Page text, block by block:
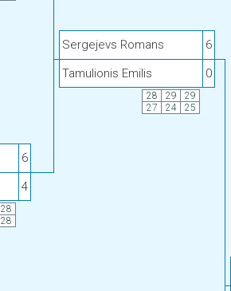
Sergejevs Romans
6
Tamulionis Emilis
0
28 29
29
27
24 25
6
4
28
28